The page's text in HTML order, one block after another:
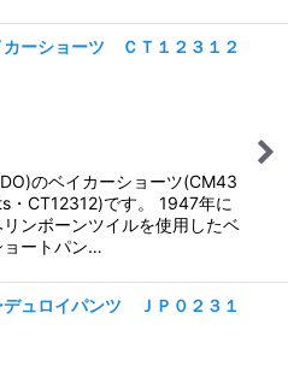
ーショーツ ＣＴ１２３１２
のベイカーショーツ(CM43
・CT12312)です。 1947年に
ンボーンツイルを使用したベ
ョートパン…
ュロイパンツ ＪＰ０２３１